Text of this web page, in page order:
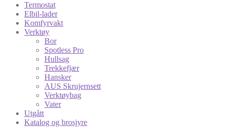
Termostat
Elbil-lader
Komfyrvakt
Verktøy
Bor
Spotless Pro
Hullsag
Trekkefjær
Hansker
AUS Skrujernsett
Verktøybag
Vater
Utgått
Katalog og brosjyre